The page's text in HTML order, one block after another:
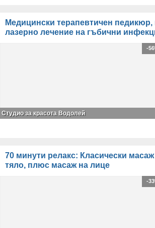
Медицински терапевтичен
лазерно лечение на гъбични
-
Студио за красота Водолей
70 минути релакс: Класически
тяло, плюс масаж на лице
-